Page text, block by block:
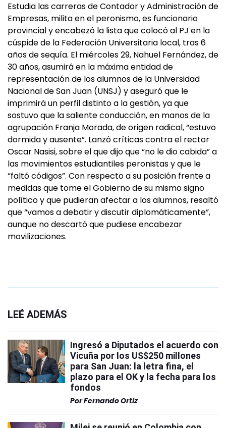
Estudia las carreras de Contador y Administración de
Empresas, milita en el peronismo, es funcionario
provincial y encabezó la lista que colocó al PJ en la
cúspide de la Federación Universitaria local, tras 6
años de sequía. El miércoles 29, Nahuel Fernández, de
30 años, asumirá en la máxima entidad de
representación de los alumnos de la Universidad
Nacional de San Juan (UNSJ) y aseguró que le
imprimirá un perfil distinto a la gestión, ya que
sostuvo que la saliente conducción, en manos de la
agrupación Franja Morada, de origen radical, “estuvo
dormida y ausente”. Lanzó críticas contra el rector
Oscar Nasisi, sobre el que dijo que “no le dio cabida” a
las movimientos estudiantiles peronistas y que le
“faltó códigos”. Con respecto a su posición frente a
medidas que tome el Gobierno de su mismo signo
político y que pudieran afectar a los alumnos, resaltó
que “vamos a debatir y discutir diplomáticamente”,
aunque no descartó que pudiese encabezar
movilizaciones.
LEÉ ADEMÁS
Ingresó a Diputados el acuerdo con
Vicuña por los US$250 millones
para San Juan: la letra fina, el
plazo para el OK y la fecha para los
fondos
PorFernando Ortiz